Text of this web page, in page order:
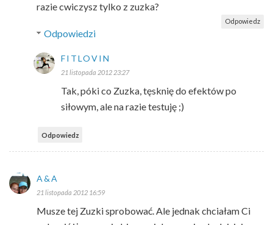
razie cwiczysz tylko z zuzka?
Odpowiedz
Odpowiedzi
FITLOVIN
21 listopada 2012 23:27
Tak, póki co Zuzka, tęsknię do efektów po
siłowym, ale na razie testuję ;)
Odpowiedz
A&A
21 listopada 2012 16:59
Musze tej Zuzki sprobować. Ale jednak chciałam Ci